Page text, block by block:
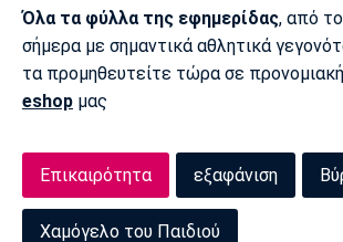
Όλα τα φύλλα της εφημερίδας, από
σήμερα με σημαντικά αθλητικά
τα προμηθευτείτε τώρα σε
eshop μας
Επικαιρότητα εξαφάνιση
Χαμόγελο του Παιδιού